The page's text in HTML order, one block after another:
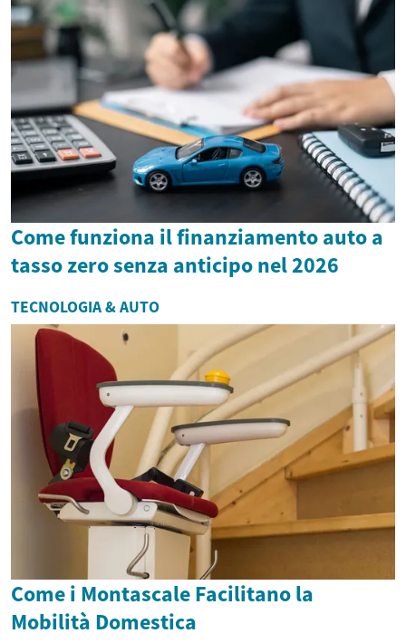
Come funziona il finanziamento auto a
tasso zero senza anticipo nel 2026
TECNOLOGIA & AUTO
Come i Montascale Facilitano la
Mobilità Domestica